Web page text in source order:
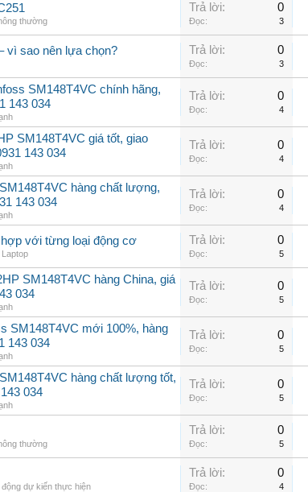
thường
Trả lời: 0
Đọc: 3
vì sao nên lựa chọn? Trả lời: 0
Đọc: 3
SM148T4VC chính hãng,
143 034
Trả lời: 0
Đọc: 4
SM148T4VC giá tốt, giao
143 034
Trả lời: 0
Đọc: 4
hàng chất lượng,
143 034
Trả lời: 0
Đọc: 4
với từng loại động cơ Trả lời: 0
Đọc: 5
SM148T4VC hàng China, giá
034
Trả lời: 0
Đọc: 5
SM148T4VC mới 100%, hàng
143 034
Trả lời: 0
Đọc: 5
hàng chất lượng tốt,
034
Trả lời: 0
Đọc: 5
thường
Trả lời: 0
Đọc: 5
dự kiến thực hiện
Trả lời: 0
Đọc: 4